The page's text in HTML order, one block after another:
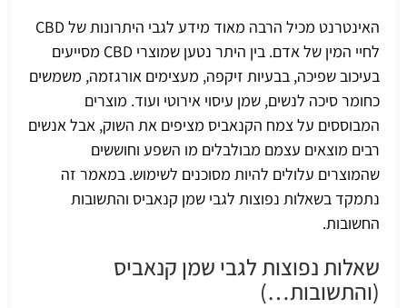
האינטרנט מכיל הרבה מאוד מידע לגבי היתרונות של CBD
לחיי המין של אדם. בין היתר נטען שמוצרי CBD מסייעים
בעיכוב שפיכה, בבעיות זיקפה, מעצימים אורגזמה, משמשים
כחומר סיכה לנשים, שמן עיסוי אירוטי ועוד. מוצרים
המבוססים על צמח הקנאביס מציפים את השוק, אבל אנשים
רבים מוצאים עצמם מבולבלים מו השפע וחוששים
שהמוצרים עלולים להיות מסוכנים לשימוש. במאמר זה
נתמקד בשאלות נפוצות לגבי שמן קנאביס והתשובות
החשובות.
שאלות נפוצות לגבי שמן קנאביס
(והתשובות…)